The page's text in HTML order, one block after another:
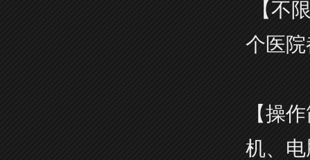
【不
个医
【操
机、